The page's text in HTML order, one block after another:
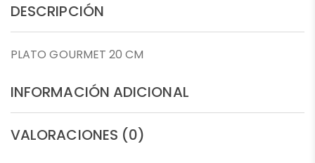
DESCRIPCIÓN
PLATO GOURMET 20 CM
INFORMACIÓN ADICIONAL
VALORACIONES (0)